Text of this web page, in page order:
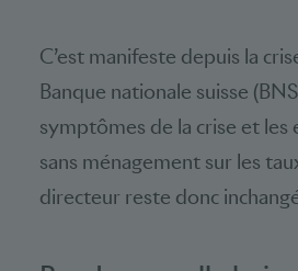
C’est manifeste depuis la
Banque nationale suisse
symptômes de la crise et les
sans ménagement sur les
directeur reste donc